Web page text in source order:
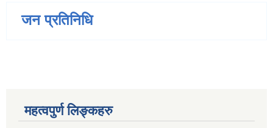
जन प्रतिनिधि
महत्वपुर्ण लिङ्कहरु